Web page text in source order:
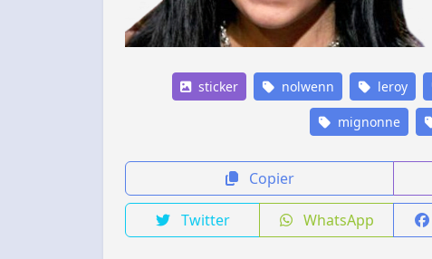
sticker nolwenn leroy
mignonne
Copier
Twitter WhatsApp